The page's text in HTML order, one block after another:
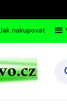
Jak nakupovat